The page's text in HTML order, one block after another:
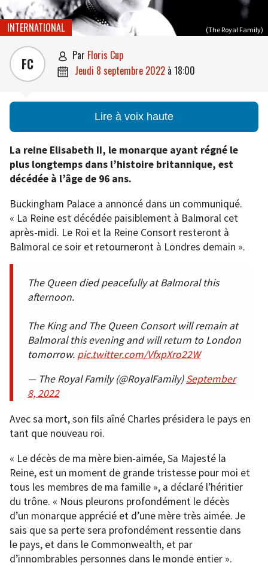
(The Royal Family)
INTERNATIONAL
FC  par Floris Cup
 jeudi 8 septembre 2022 à 18:00
Lire à voix haute
La reine Elisabeth II, le monarque ayant régné le
plus longtemps dans l’histoire britannique, est
décédée à l’âge de 96 ans.
Buckingham Palace a annoncé dans un communiqué.
« La Reine est décédée paisiblement à Balmoral cet
après-midi. Le Roi et la Reine Consort resteront à
Balmoral ce soir et retourneront à Londres demain ».
The Queen died peacefully at Balmoral this
afternoon.
The King and The Queen Consort will remain at
Balmoral this evening and will return to London
tomorrow. pic.twitter.com/VfxpXro22W
— The Royal Family (@RoyalFamily)September
8, 2022
Avec sa mort, son fils aîné Charles présidera le pays en
tant que nouveau roi.
« Le décès de ma mère bien-aimée, Sa Majesté la
Reine, est un moment de grande tristesse pour moi et
tous les membres de ma famille », a déclaré l’héritier
du trône. « Nous pleurons profondément le décès
d’un monarque apprécié et d’une mère très aimée. Je
sais que sa perte sera profondément ressentie dans
le pays, et dans le Commonwealth, et par
d’innombrables personnes dans le monde entier ».